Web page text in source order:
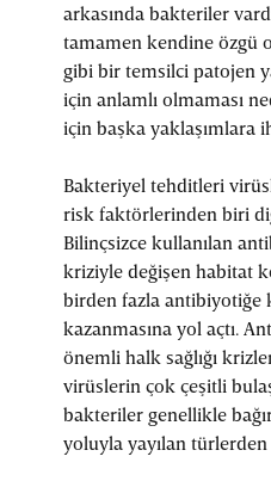
arkasında bakteriler
tamamen kendine özgü
gibi bir temsilci patojen
için anlamlı olmaması
için başka yaklaşımlara
Bakteriyel tehditleri
risk faktörlerinden biri
Bilinçsizce kullanılan
kriziyle değişen habitat
birden fazla antibiyotiğe
kazanmasına yol açtı.
önemli halk sağlığı
virüslerin çok çeşitli
bakteriler genellikle
yoluyla yayılan